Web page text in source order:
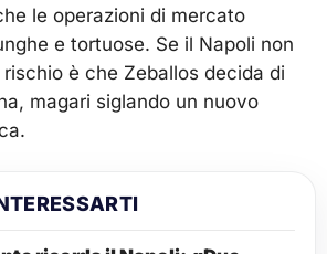
le operazioni di mercato
e tortuose. Se il Napoli non
è che Zeballos decida di
magari siglando un nuovo